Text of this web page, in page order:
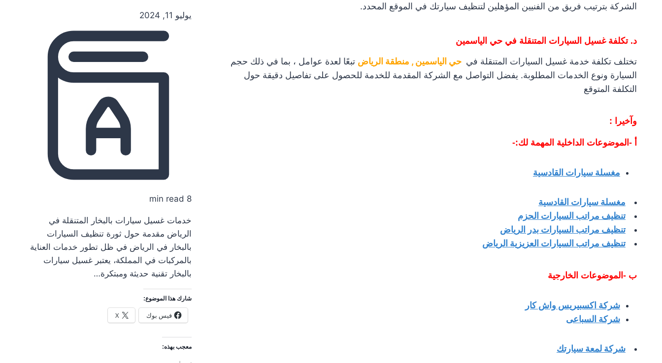
الشركة بترتيب فريق من الفنيين المؤهلين لتنظيف سيارتك في الموقع المحدد.
د. تكلفة غسيل السيارات المتنقلة في حي الياسمين
تختلف تكلفة خدمة غسيل السيارات المتنقلة في حي الياسمين , منطقة الرياض تبعًا لعدة عوامل ، بما في ذلك حجم
السيارة ونوع الخدمات المطلوبة. يفضل التواصل مع الشركة المقدمة للخدمة للحصول على تفاصيل دقيقة حول
التكلفة المتوقع
وآخيرا :
أ -الموضوعات الداخلية المهمة لك:-
مغسلة سيارات القادسية
مغسلة سيارات القادسية
تنظيف مراتب السيارات الحزم
تنظيف مراتب السيارات بدر الرياض
تنظيف مراتب السيارات العزيزية الرياض
ب -الموضوعات الخارجية
شركة اكسبيريس واش كار
شركة السباعى
شركة لمعة سيارتك
يوليو 11, 2024
8 min read
خدمات غسيل سيارات بالبخار المتنقلة في
الرياض مقدمة حول ثورة تنظيف السيارات
بالبخار في الرياض في ظل تطور خدمات العناية
بالمركبات في المملكة، يعتبر غسيل سيارات
بالبخار تقنية حديثة ومبتكرة…
شارك هذا الموضوع:
فيس بوك X
معجب بهذه: